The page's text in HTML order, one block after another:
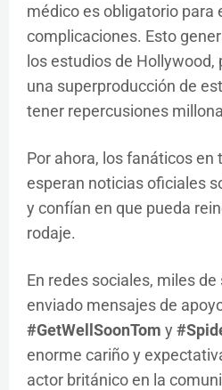
médico es obligatorio para
complicaciones. Esto
los estudios de Hollywood,
una superproducción de
tener repercusiones
Por ahora, los fanáticos en
esperan noticias oficiales
y confían en que pueda
rodaje.
En redes sociales, miles
enviado mensajes de
#GetWellSoonTom y
enorme cariño y
actor británico en la